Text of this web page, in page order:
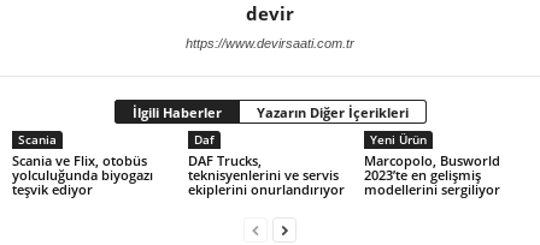
devir
https://www.devirsaati.com.tr
İlgili Haberler Yazarın Diğer İçerikleri
Scania
Scania ve Flix, otobüs
yolculuğunda biyogazı
teşvik ediyor
Daf
DAF Trucks,
teknisyenlerini ve servis
ekiplerini onurlandırıyor
Yeni Ürün
Marcopolo, Busworld
2023’te en gelişmiş
modellerini sergiliyor